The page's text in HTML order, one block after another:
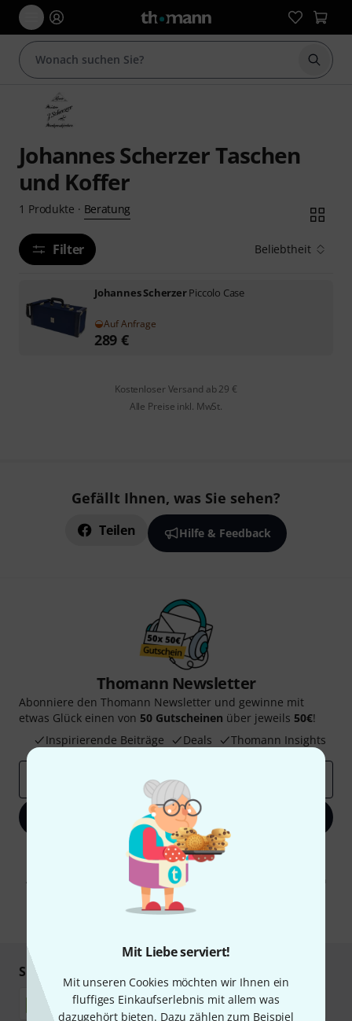
Mit Liebe serviert!
Mit unseren Cookies möchten wir Ihnen ein
fluffiges Einkaufserlebnis mit allem was
dazugehört bieten. Dazu zählen zum Beispiel
Suche
Johannes Scherzer Taschen
und Koffer
1 Produkte · Beratung
Filter Beliebtheit
Johannes ScherzerPiccolo Case
Auf Anfrage
289 €
Kostenloser Versand ab 29 €
Alle Preise inkl. MwSt.
Gefällt Ihnen, was Sie sehen?
Teilen Hilfe & Feedback
Thomann Newsletter
Abonniere den Thomann Newsletter und gewinne mit
etwas Glück einen von 50 Gutscheinen über jeweils 50€!
Inspirierende Beiträge
Deals Thomann Insights
Jetzt anmelden
Mit Klick auf „Jetzt anmelden“ stimmen Sie dem Erhalt von E-Mail-
Werbung und einer Messung des E-Mail-Nutzungsverhaltens zu. Die
Abmeldung ist jederzeit möglich. Weitere Informationen finden Sie in
unserenDatenschutzhinweisen
* Pflichtfeld
Sicher einkaufen & bezahlen